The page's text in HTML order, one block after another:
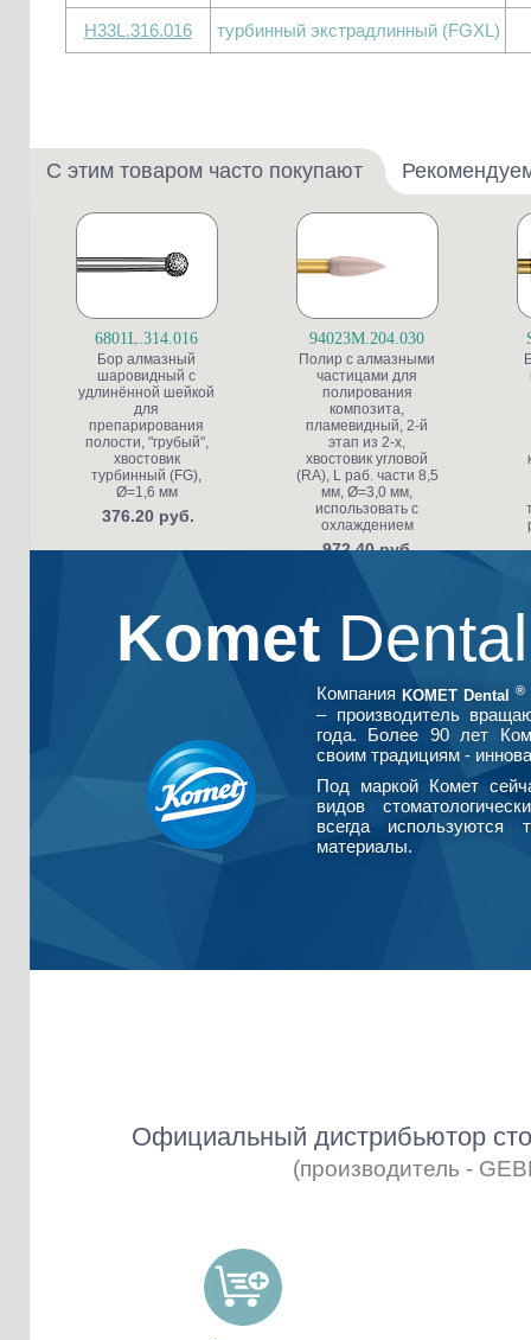
H33L.316.016 турбинный экстрадлинный (FGXL)
С этим товаром часто покупают
6801L.314.016
Бор алмазный
шаровидный с
удлинённой шейкой
для
препарирования
полости, "грубый",
хвостовик
турбинный (FG),
Ø=1,6 мм
376.20 руб.
94023M.204.030
Полир с алмазными
частицами для
полирования
композита,
пламевидный, 2-й
этап из 2-х,
хвостовик угловой
(RA), L раб. части 8,5
мм, Ø=3,0 мм,
использовать с
охлаждением
972.40 руб.
Komet
Компания KOMET Dental ®
– производитель
года. Более 90 лет
своим традициям -
Под маркой Комет
видов
всегда используются
материалы.
Официальный дистрибьютор
(производитель -